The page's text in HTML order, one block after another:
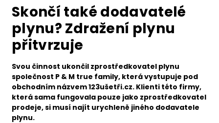
Skončí také dodavatelé
plynu? Zdražení plynu
přitvrzuje
Svou činnost ukončil zprostředkovatel plynu
společnost P & M true family, která vystupuje pod
obchodním názvem 123ušetři.cz. Klienti této firmy,
která sama fungovala pouze jako zprostředkovatel
prodeje, si musí najít urychleně jiného dodavatele
plynu.